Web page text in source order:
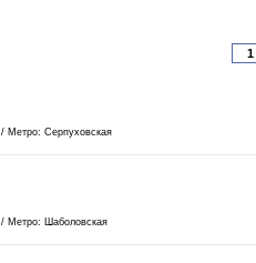
/ Метро: Серпуховская
/ Метро: Шаболовская